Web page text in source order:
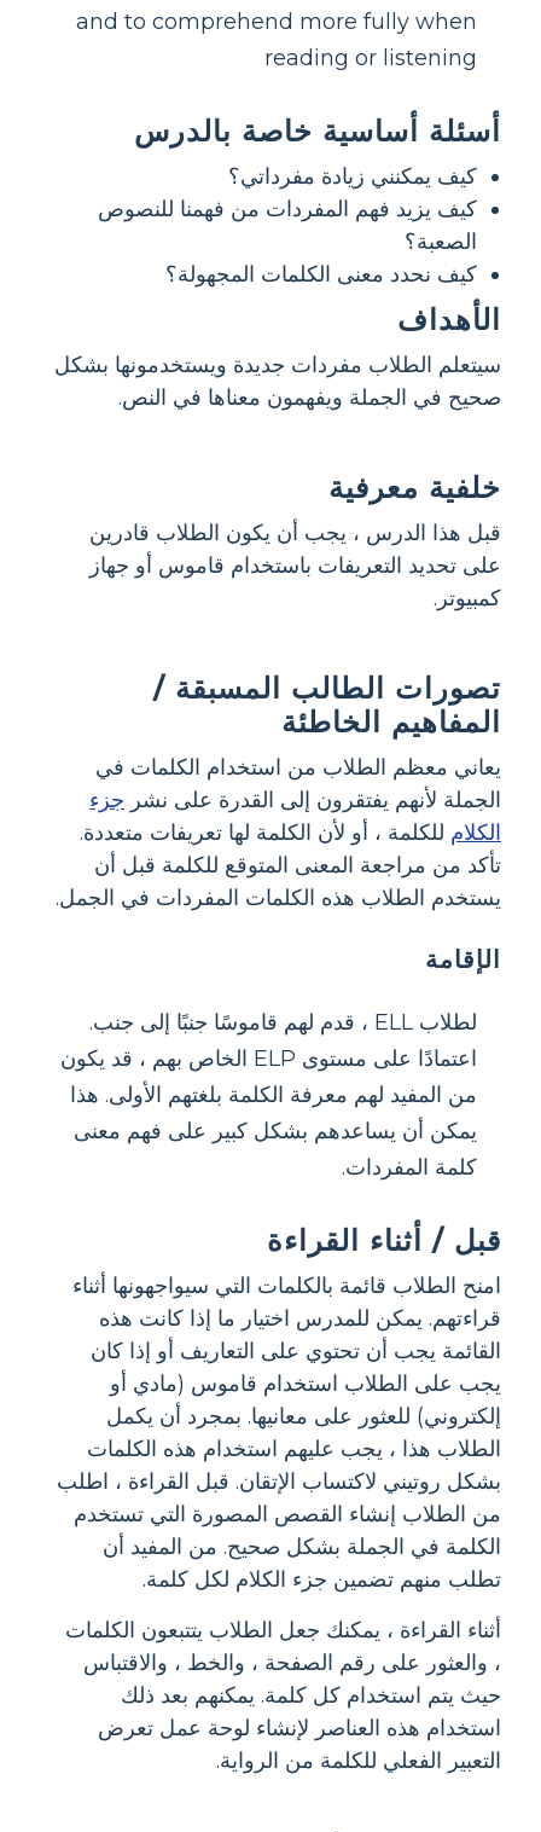
and to comprehend more fully when
reading or listening
أسئلة أساسية خاصة بالدرس
كيف يمكنني زيادة مفرداتي؟
كيف يزيد فهم المفردات من فهمنا للنصوص
الصعبة؟
كيف نحدد معنى الكلمات المجهولة؟
الأهداف
سيتعلم الطلاب مفردات جديدة ويستخدمونها بشكل
صحيح في الجملة ويفهمون معناها في النص.
خلفية معرفية
قبل هذا الدرس ، يجب أن يكون الطلاب قادرين
على تحديد التعريفات باستخدام قاموس أو جهاز
كمبيوتر.
تصورات الطالب المسبقة /
المفاهيم الخاطئة
يعاني معظم الطلاب من استخدام الكلمات في
الجملة لأنهم يفتقرون إلى القدرة على نشر جزء
الكلام للكلمة ، أو لأن الكلمة لها تعريفات متعددة.
تأكد من مراجعة المعنى المتوقع للكلمة قبل أن
يستخدم الطلاب هذه الكلمات المفردات في الجمل.
الإقامة
لطلاب ELL ، قدم لهم قاموسًا جنبًا إلى جنب.
اعتمادًا على مستوى ELP الخاص بهم ، قد يكون
من المفيد لهم معرفة الكلمة بلغتهم الأولى. هذا
يمكن أن يساعدهم بشكل كبير على فهم معنى
كلمة المفردات.
قبل / أثناء القراءة
امنح الطلاب قائمة بالكلمات التي سيواجهونها أثناء
قراءتهم. يمكن للمدرس اختيار ما إذا كانت هذه
القائمة يجب أن تحتوي على التعاريف أو إذا كان
يجب على الطلاب استخدام قاموس (مادي أو
إلكتروني) للعثور على معانيها. بمجرد أن يكمل
الطلاب هذا ، يجب عليهم استخدام هذه الكلمات
بشكل روتيني لاكتساب الإتقان. قبل القراءة ، اطلب
من الطلاب إنشاء القصص المصورة التي تستخدم
الكلمة في الجملة بشكل صحيح. من المفيد أن
تطلب منهم تضمين جزء الكلام لكل كلمة.
أثناء القراءة ، يمكنك جعل الطلاب يتتبعون الكلمات
، والعثور على رقم الصفحة ، والخط ، والاقتباس
حيث يتم استخدام كل كلمة. يمكنهم بعد ذلك
استخدام هذه العناصر لإنشاء لوحة عمل تعرض
التعبير الفعلي للكلمة من الرواية.